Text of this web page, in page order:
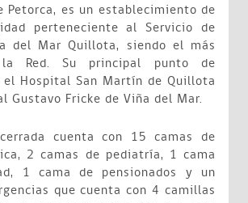
Petorca, es un establecimiento de
perteneciente al Servicio de
del Mar Quillota, siendo el más
Red. Su principal punto de
el Hospital San Martín de Quillota
Gustavo Fricke de Viña del Mar.
cuenta con 15 camas de
2 camas de pediatría, 1 cama
1 cama de pensionados y un
que cuenta con 4 camillas